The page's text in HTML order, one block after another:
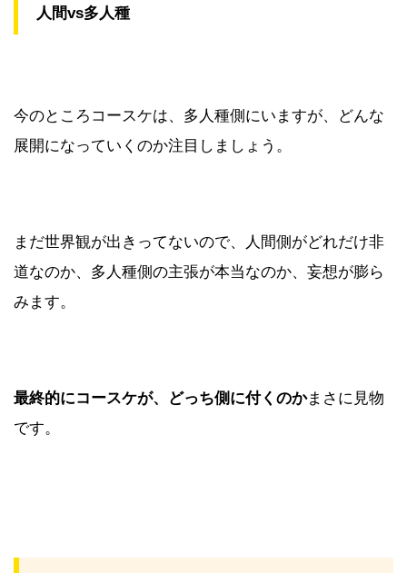
人間vs多人種
今のところコースケは、多人種側にいますが、どんな
展開になっていくのか注目しましょう。
まだ世界観が出きってないので、人間側がどれだけ非
道なのか、多人種側の主張が本当なのか、妄想が膨ら
みます。
最終的にコースケが、どっち側に付くのかまさに見物
です。